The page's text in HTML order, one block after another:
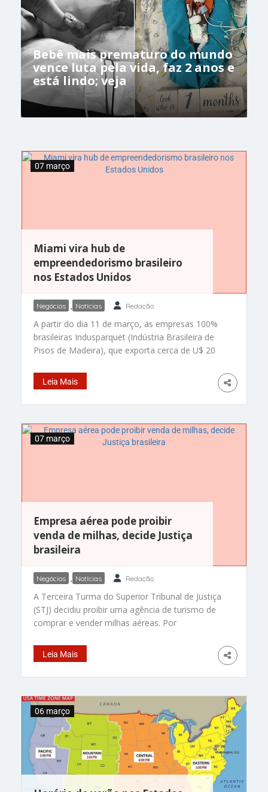
Bebê mais prematuro do mundo
vence luta pela vida, faz 2 anos e
está lindo; veja
Miami vira hub de
empreendedorismo brasileiro
nos Estados Unidos
07 março
Negócios , Notícias Redação
A partir do dia 11 de março, as empresas 100%
brasileiras Indusparquet (Indústria Brasileira de
Pisos de Madeira), que exporta cerca de U$ 20
Agesbec (Armazéns Gerais de São Bernardo do
Campo), pioneira no segmento de logística
internacional, estarão abrigadas no office park
Leia Mais
Empresa aérea pode proibir
venda de milhas, decide Justiça
brasileira
07 março
Negócios , Notícias Redação
A Terceira Turma do Superior Tribunal de Justiça
(STJ) decidiu proibir uma agência de turismo de
comprar e vender milhas aéreas. Por
cláusula do programa de milhagens que proíbe a
comercialização. Esta é a primeira decisão
colegiada do STJ sobre a comercialização de
Leia Mais
06 março